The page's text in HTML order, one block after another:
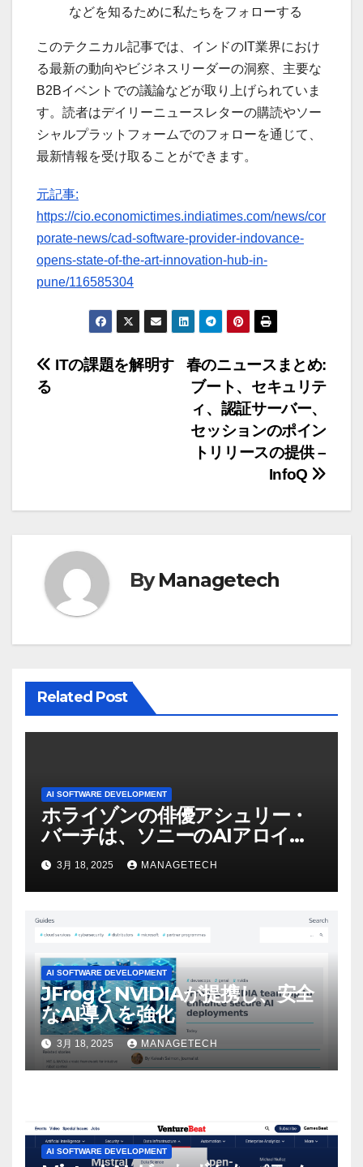
などを知るために私たちをフォローする
このテクニカル記事では、インドのIT業界におけ
る最新の動向やビジネスリーダーの洞察、主要な
B2Bイベントでの議論などが取り上げられていま
す。読者はデイリーニュースレターの購読やソー
シャルプラットフォームでのフォローを通じて、
最新情報を受け取ることができます。
元記事:
https://cio.economictimes.indiatimes.com/news/cor
porate-news/cad-software-provider-indovance-
opens-state-of-the-art-innovation-hub-in-
pune/116585304
投
稿
ゲ
シ
ョ
ン
春のニュースまとめ:
ブート、セキュリテ
ィ、認証サーバー、
セッションのポイン
トリリースの提供 –
InfoQ
ITの課題を解明す
る
ByManagetech
Related Post
AI SOFTWARE DEVELOPMENT
ホライゾンの俳優アシュリー・
バーチは、ソニーのAIアロイの
ビデオを見て「ゲームパフォー
マンスという芸術形式に不安を
感じた」と語る – IGN
3月 18, 2025 MANAGETECH
AI SOFTWARE DEVELOPMENT
JFrogとNVIDIAが提携し、安全
なAI導入を強化
3月 18, 2025 MANAGETECH
AI SOFTWARE DEVELOPMENT